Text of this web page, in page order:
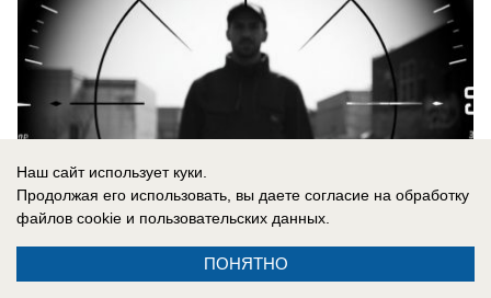
Наш сайт использует куки.
Продолжая его использовать, вы даете согласие на обработку
файлов cookie и пользовательских данных.
ПОНЯТНО